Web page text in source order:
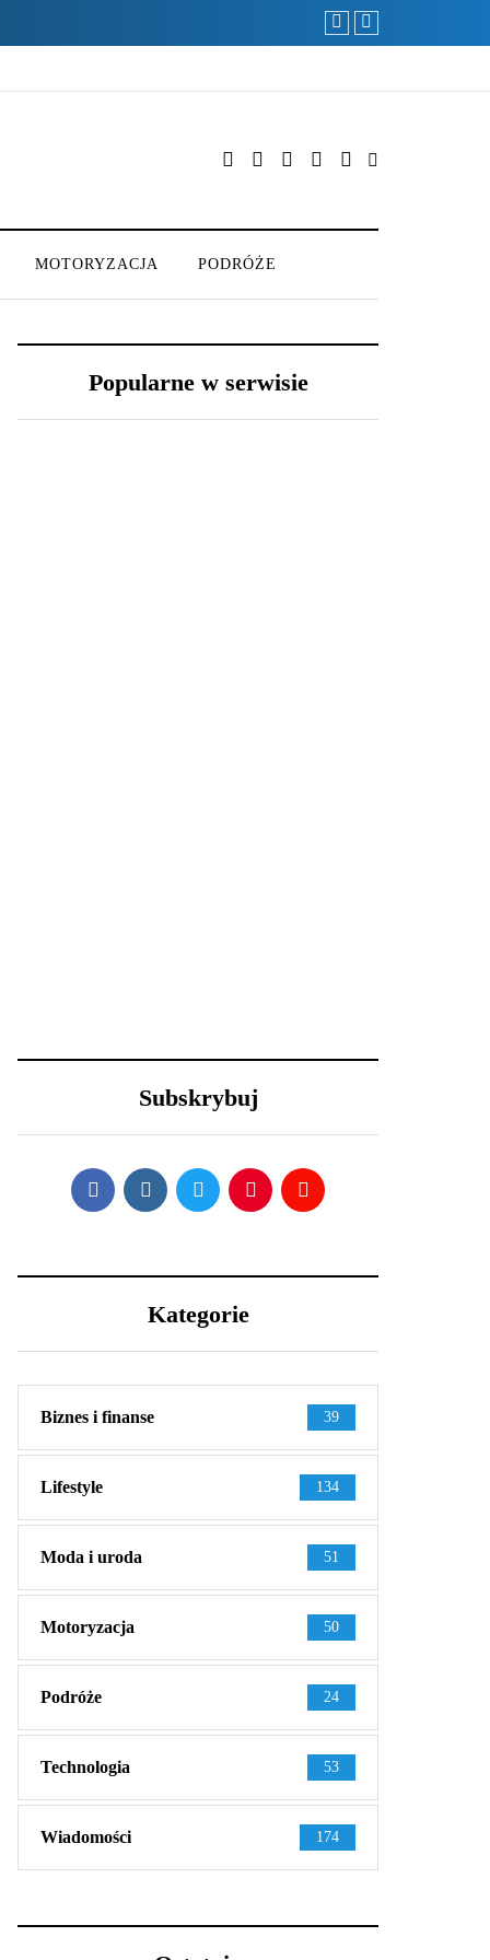
Efektowne fryzury
MOTORYZACJA PODRÓŻE
Popularne w serwisie
wystylizować?
Subskrybuj
Kategorie
Biznes i finanse 39
Lifestyle 134
Moda i uroda 51
Motoryzacja 50
Podróże 24
Technologia 53
Wiadomości 174